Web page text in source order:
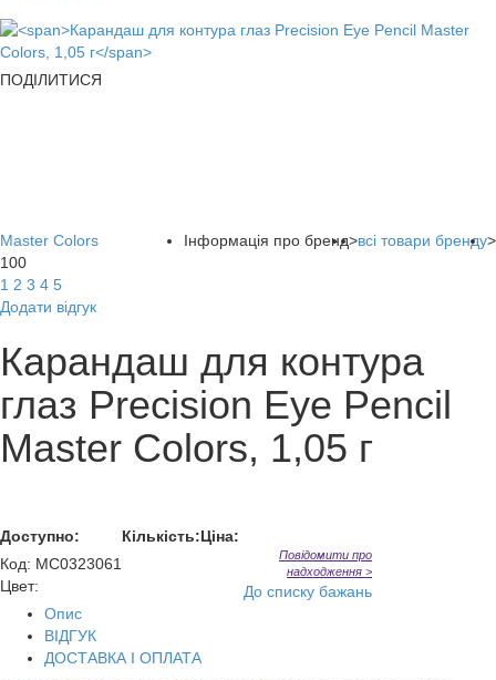
ПОДІЛИТИСЯ
Інформація про бренд>всі товари бренду>
Master Colors
100
1 2 3 4 5
Додати відгук
Карандаш для контура
глаз Precision Eye Pencil
Master Colors, 1,05 г
Доступно: Кількість:Ціна:
Код: MC0323061
Цвет:
Повідомити про
надходження >
До списку бажань
Опис
ВІДГУК
ДОСТАВКА І ОПЛАТА